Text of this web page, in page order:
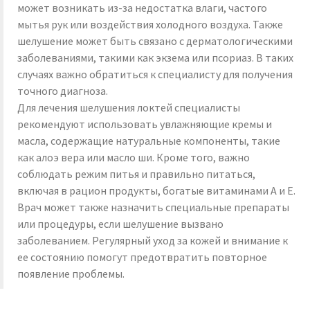
может возникать из-за недостатка влаги, частого
мытья рук или воздействия холодного воздуха. Также
шелушение может быть связано с дерматологическими
заболеваниями, такими как экзема или псориаз. В таких
случаях важно обратиться к специалисту для получения
точного диагноза.
Для лечения шелушения локтей специалисты
рекомендуют использовать увлажняющие кремы и
масла, содержащие натуральные компоненты, такие
как алоэ вера или масло ши. Кроме того, важно
соблюдать режим питья и правильно питаться,
включая в рацион продукты, богатые витаминами А и Е.
Врач может также назначить специальные препараты
или процедуры, если шелушение вызвано
заболеванием. Регулярный уход за кожей и внимание к
ее состоянию помогут предотвратить повторное
появление проблемы.